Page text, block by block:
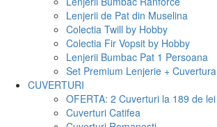
Lenjerii de Pat din Muselina
Colectia Twill by Hobby
Colectia Fir Vopsit by Hobby
Lenjerii Bumbac Pat 1 Persoana
Set Premium Lenjerie + Cuvertura
CUVERTURI
OFERTA: 2 Cuverturi la 189 de lei
Cuverturi Catifea